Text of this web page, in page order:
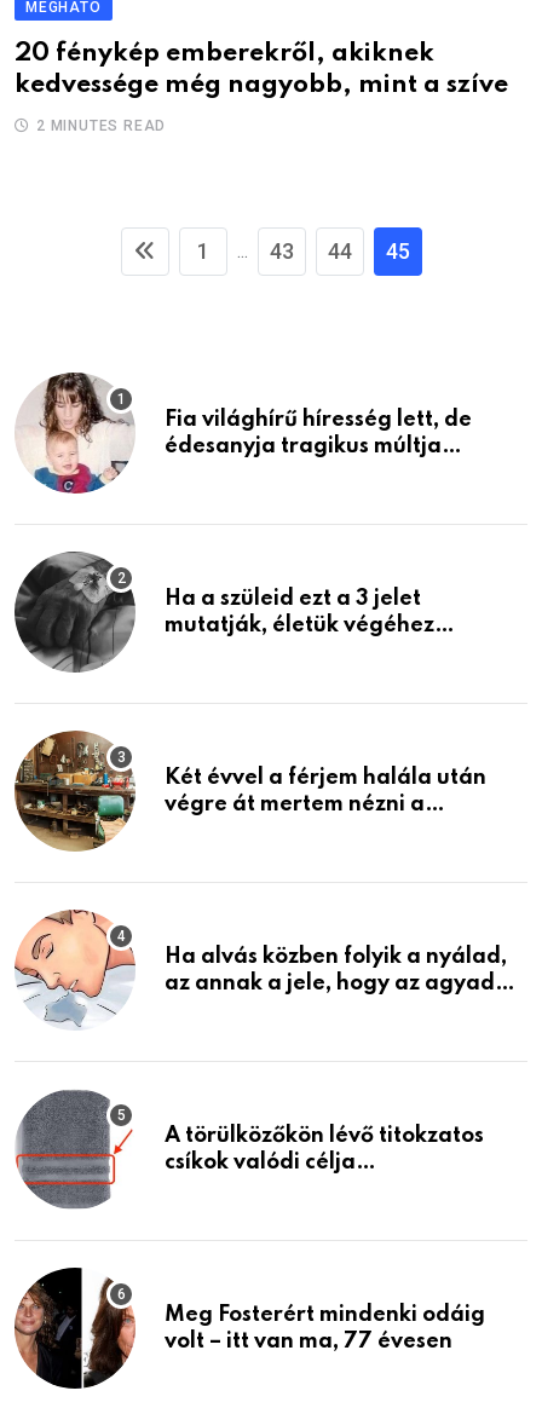
MEGHATÓ
20 fénykép emberekről, akiknek
kedvessége még nagyobb, mint a szíve
2 MINUTES READ
1 43 44 45
Fia világhírű híresség lett, de
édesanyja tragikus múltja
Ha a szüleid ezt a 3 jelet
mutatják, életük végéhez
Két évvel a férjem halála után
végre át mertem nézni a
életemet
Ha alvás közben folyik a nyálad,
az annak a jele, hogy az agyad…
A törülközőkön lévő titokzatos
csíkok valódi célja…
Meg Fosterért mindenki odáig
volt – itt van ma, 77 évesen